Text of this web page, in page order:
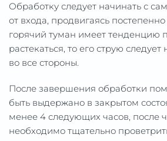
Обработку следует начинать с
от входа, продвигаясь
горячий туман имеет тенденцию
растекаться, то его струю
во все стороны.
После завершения обработки
быть выдержано в закрытом
менее 4 следующих часов, после
необходимо тщательно